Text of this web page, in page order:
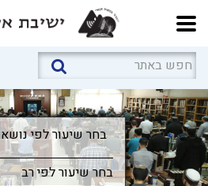
בחר שיעור לפי נושא
בחר שיעור לפי נושא
בחר שיעור לפי רב